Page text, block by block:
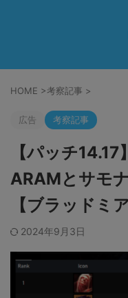
HOME >考察記事 >
広告 考察記事
【パッチ
ARAMとサモ
【ブラッドミア
2024年9月3日